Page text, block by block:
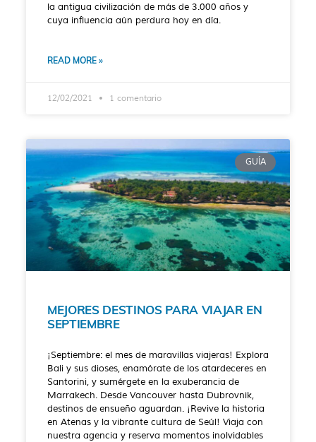
la antigua civilización de más de 3.000 años y
cuya influencia aún perdura hoy en día.
READ MORE »
12/02/2021 1 comentario
GUÍA
MEJORES DESTINOS PARA VIAJAR EN
SEPTIEMBRE
¡Septiembre: el mes de maravillas viajeras! Explora
Bali y sus dioses, enamórate de los atardeceres en
Santorini, y sumérgete en la exuberancia de
Marrakech. Desde Vancouver hasta Dubrovnik,
destinos de ensueño aguardan. ¡Revive la historia
en Atenas y la vibrante cultura de Seúl! Viaja con
nuestra agencia y reserva momentos inolvidables